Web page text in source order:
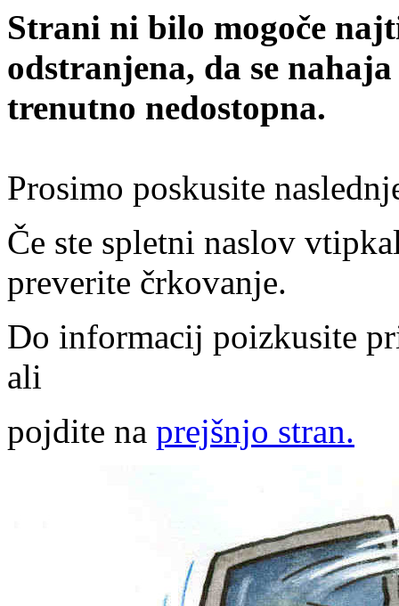
Strani ni bilo mogoče
odstranjena, da se
trenutno nedostopna.
Prosimo poskusite
Če ste spletni naslov
preverite črkovanje.
Do informacij poizkusite
ali
pojdite na prejšnjo stran.